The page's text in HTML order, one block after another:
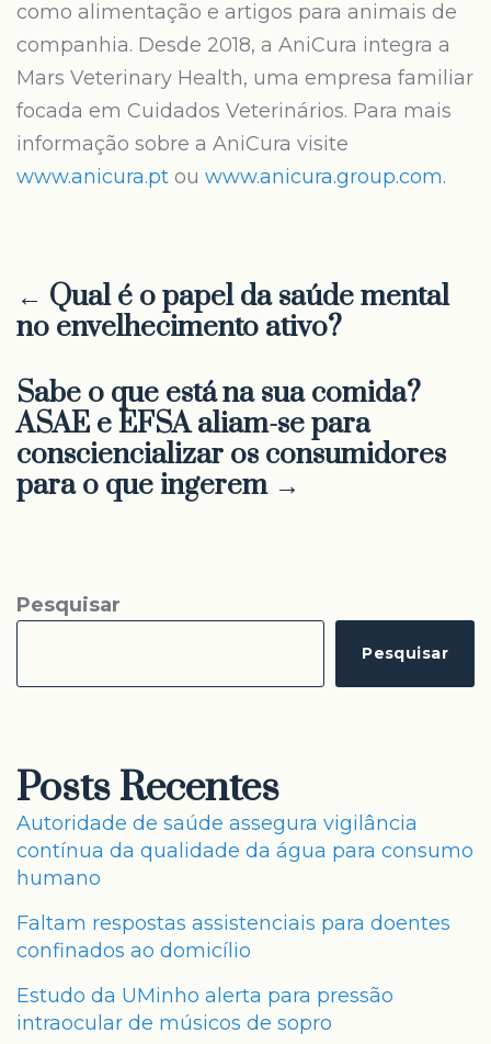
como alimentação e artigos para animais de
companhia. Desde 2018, a AniCura integra a
Mars Veterinary Health, uma empresa familiar
focada em Cuidados Veterinários. Para mais
informação sobre a AniCura visite
www.anicura.pt ou www.anicura.group.com.
← Qual é o papel da saúde mental
no envelhecimento ativo?
Sabe o que está na sua comida?
ASAE e EFSA aliam-se para
consciencializar os consumidores
para o que ingerem →
Pesquisar
Pesquisar
Posts Recentes
Autoridade de saúde assegura vigilância
contínua da qualidade da água para consumo
humano
Faltam respostas assistenciais para doentes
confinados ao domicílio
Estudo da UMinho alerta para pressão
intraocular de músicos de sopro